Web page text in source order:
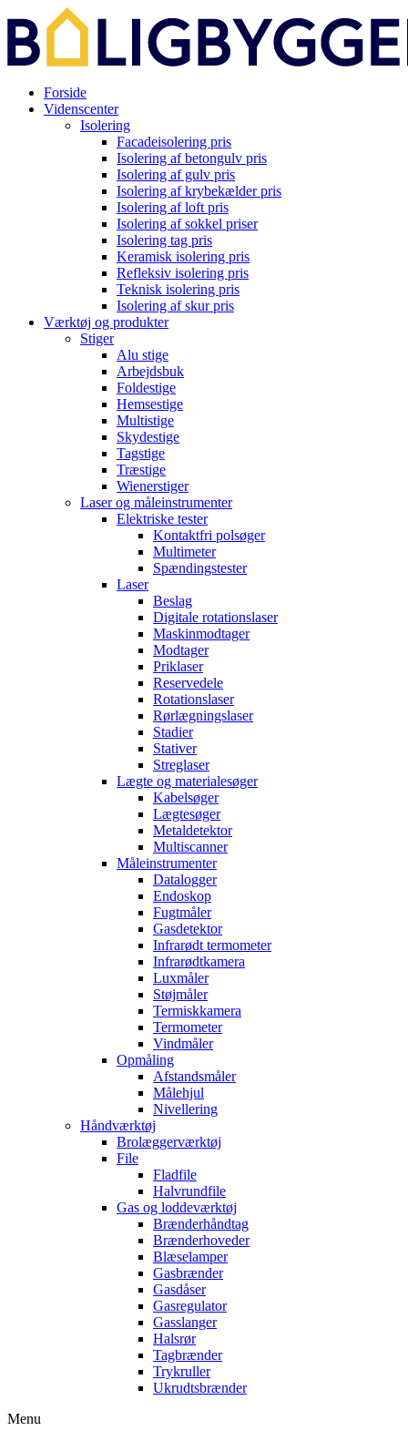
Forside
Videnscenter
Isolering
Facadeisolering pris
Isolering af betongulv pris
Isolering af gulv pris
Isolering af krybekælder pris
Isolering af loft pris
Isolering af sokkel priser
Isolering tag pris
Keramisk isolering pris
Refleksiv isolering pris
Teknisk isolering pris
Isolering af skur pris
Værktøj og produkter
Stiger
Alu stige
Arbejdsbuk
Foldestige
Hemsestige
Multistige
Skydestige
Tagstige
Træstige
Wienerstiger
Laser og måleinstrumenter
Elektriske tester
Kontaktfri polsøger
Multimeter
Spændingstester
Laser
Beslag
Digitale rotationslaser
Maskinmodtager
Modtager
Priklaser
Reservedele
Rotationslaser
Rørlægningslaser
Stadier
Stativer
Streglaser
Lægte og materialesøger
Kabelsøger
Lægtesøger
Metaldetektor
Multiscanner
Måleinstrumenter
Datalogger
Endoskop
Fugtmåler
Gasdetektor
Infrarødt termometer
Infrarødtkamera
Luxmåler
Støjmåler
Termiskkamera
Termometer
Vindmåler
Opmåling
Afstandsmåler
Målehjul
Nivellering
Håndværktøj
Brolæggerværktøj
File
Fladfile
Halvrundfile
Gas og loddeværktøj
Brænderhåndtag
Brænderhoveder
Blæselamper
Gasbrænder
Gasdåser
Gasregulator
Gasslanger
Halsrør
Tagbrænder
Trykruller
Ukrudtsbrænder
Menu